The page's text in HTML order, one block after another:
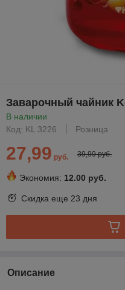
Заварочный чайник
В наличии
Код: KL 3226
Розница
27,99 руб. 39,99 руб.
Экономия: 12.00 руб.
Скидка еще 23 дня
Описание